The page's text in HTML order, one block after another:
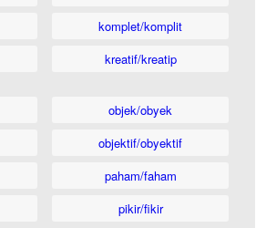
komplet/komplit
kreatif/kreatip
objek/obyek
objektif/obyektif
paham/faham
pikir/fikir